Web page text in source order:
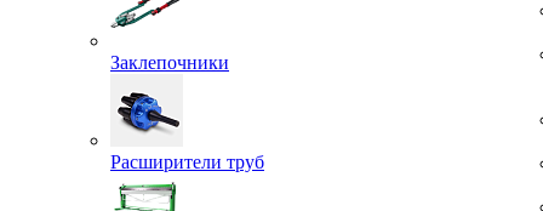
Заклепочники
Расширители труб